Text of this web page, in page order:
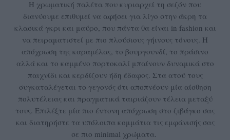
Η χρωματική παλέτα που κυριαρχεί τη σεζόν που
διανύουμε επιθυμεί να αφήσει για λίγο στην άκρη τα
κλασικά γκρι και μαύρο, που πάντα θα είναι in fashion και
να πειραματιστεί με πιο πλούσιους γήινους τόνους. Η
απόχρωση της καραμέλας, το βουργουνδί, το πράσινο
αλλά και το καμμένο πορτοκαλί μπαίνουν δυναμικά στο
παιχνίδι και κερδίζουν ήδη έδαφος. Στα ατού τους
συγκαταλέγεται το γεγονός ότι αποπνέουν μία αίσθηση
πολυτέλειας και πραγματικά ταιριάζουν τέλεια μεταξύ
τους. Επιλέξτε μία πιο έντονη απόχρωση στο ζιβάγκο σας
και διατηρήστε τα υπόλοιπα κομμάτια τις εμφάνισής σας
σε πιο minimal χρώματα.